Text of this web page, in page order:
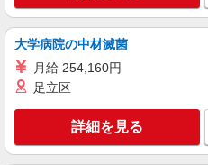
+゜・。○。・
万円支給(規定有) お友達を紹介頂くと, インセ
ィブ支給(規定有) ★月2回払い・週払い可能（規程
有）★ ゜・。○
宮崎県宮崎
派遣社員
携帯販売スタ
時給1400円
大学病院の中材滅菌
月給 254,160円
足立区
詳細を見る